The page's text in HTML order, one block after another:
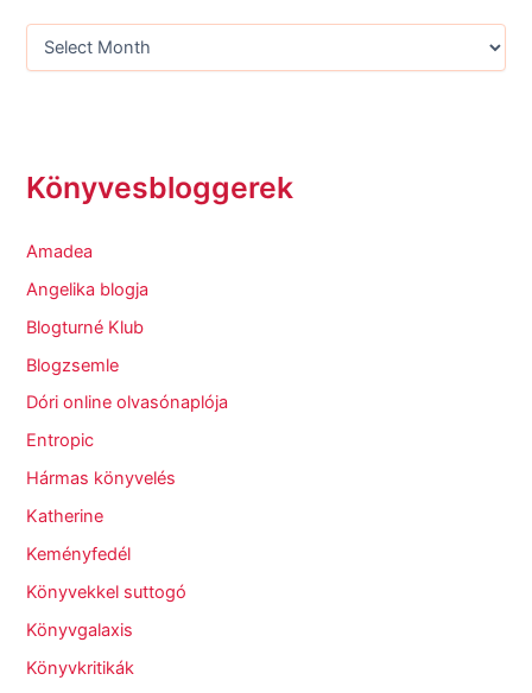
Könyvesbloggerek
Amadea
Angelika blogja
Blogturné Klub
Blogzsemle
Dóri online olvasónaplója
Entropic
Hármas könyvelés
Katherine
Keményfedél
Könyvekkel suttogó
Könyvgalaxis
Könyvkritikák